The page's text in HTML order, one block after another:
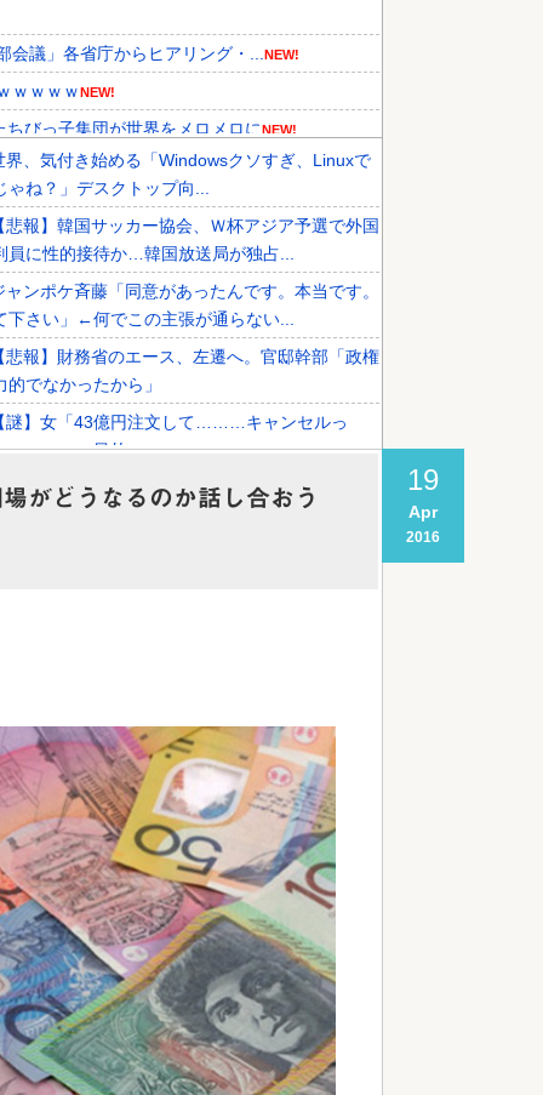
議」各省庁からヒアリング・... NEW!
ｗｗｗｗNEW!
びっ子集団が世界をメロメロにNEW!
的な運営を厳しく批判した理由がこ... NEW!
らです‥」→「国境を越えた驚くべき...NEW!
関が売り越しを仕掛けコスピが...
界、気付き始める「Windowsクソすぎ、Linuxで
ゃね？」デスクトップ向...
悲報】韓国サッカー協会、Ｗ杯アジア予選で外国
員に性的接待か…韓国放送局が独占...
ャンポケ斉藤「同意があったんです。本当です。
下さい」←何でこの主張が通らない...
悲報】財務省のエース、左遷へ。官邸幹部「政権
的でなかったから」
謎】女「43億円注文して………キャンセルっ
←こいつの目的
悲報】消費減税とか言う対した効果もないもので
19
Apr
2016
がどうなるのか話し合おう